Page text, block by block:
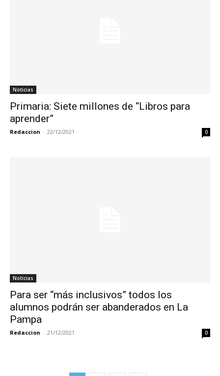
Noticias
Primaria: Siete millones de “Libros para
aprender”
Redaccion - 22/12/2021 0
Noticias
Para ser “más inclusivos” todos los
alumnos podrán ser abanderados en La
Pampa
Redaccion - 21/12/2021 0